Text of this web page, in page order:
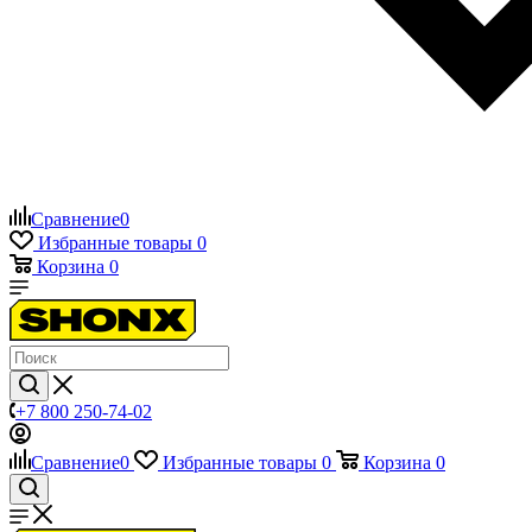
Сравнение0
Избранные товары 0
Корзина 0
+7 800 250-74-02
Сравнение0 Избранные товары 0 Корзина 0